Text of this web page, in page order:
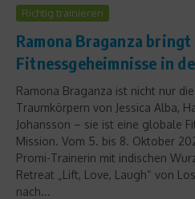
Richtig trainieren
Ramona Braganza
Fitnessgeheimnisse in
Ramona Braganza ist nicht nur
Traumkörpern von Jessica Alba,
Johansson – sie ist eine globale
Mission. Vom 5. bis 8. Oktober
Promi-Trainerin mit indischen
Retreat „Lift, Love, Laugh“ von
nach...